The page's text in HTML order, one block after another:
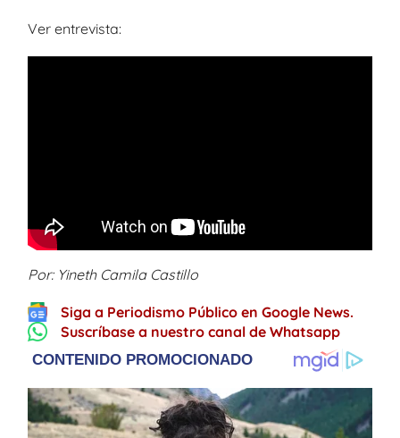
Ver entrevista:
Por: Yineth Camila Castillo
Siga a Periodismo Público en Google News.
Suscríbase a nuestro canal de Whatsapp